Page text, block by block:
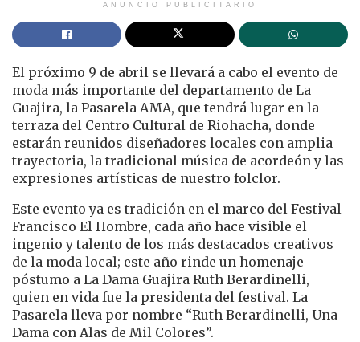
ANUNCIO PUBLICITARIO
El próximo 9 de abril se llevará a cabo el evento de
moda más importante del departamento de La
Guajira, la Pasarela AMA, que tendrá lugar en la
terraza del Centro Cultural de Riohacha, donde
estarán reunidos diseñadores locales con amplia
trayectoria, la tradicional música de acordeón y las
expresiones artísticas de nuestro folclor.
Este evento ya es tradición en el marco del Festival
Francisco El Hombre, cada año hace visible el
ingenio y talento de los más destacados creativos
de la moda local; este año rinde un homenaje
póstumo a La Dama Guajira Ruth Berardinelli,
quien en vida fue la presidenta del festival. La
Pasarela lleva por nombre “Ruth Berardinelli, Una
Dama con Alas de Mil Colores”.